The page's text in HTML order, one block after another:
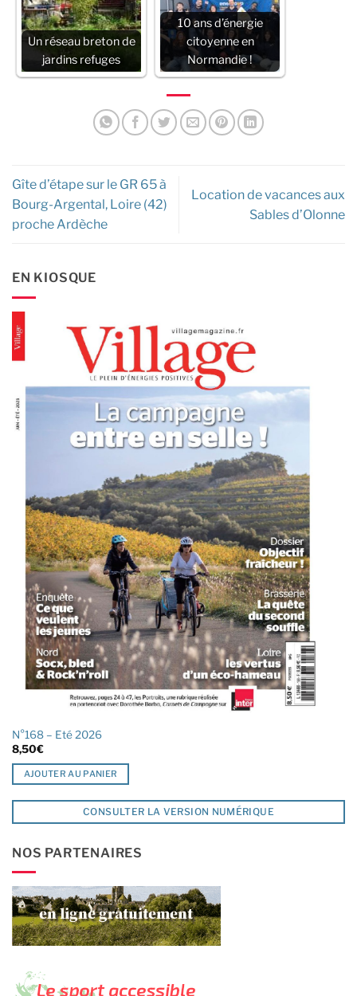
Un réseau breton de
jardins refuges
10 ans d’énergie
citoyenne en
Normandie !
Gîte d’étape sur le GR 65 à
Bourg-Argental, Loire (42)
proche Ardèche
Location de vacances aux
Sables d’Olonne
EN KIOSQUE
N°168 – Eté 2026
8,50€
AJOUTER AU PANIER
CONSULTER LA VERSION NUMÉRIQUE
NOS PARTENAIRES